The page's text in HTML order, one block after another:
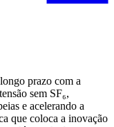
prazo com a
sem SF₆,
e acelerando a
que coloca a inovação